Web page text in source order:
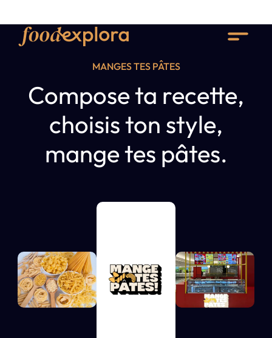
MANGES TES PÂTES
Compose ta recette,
choisis ton style,
mange tes pâtes.